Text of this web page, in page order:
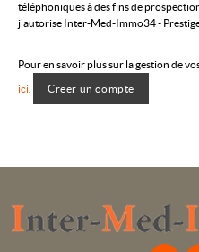
téléphoniques à des fins de
j'autorise Inter-Med-Immo34 -
Pour en savoir plus sur la gestion de
ici.